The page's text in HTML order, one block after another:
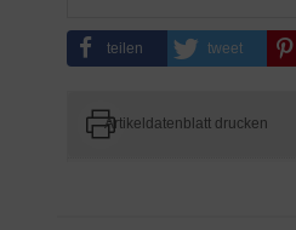
teilen tweet
Artikeldatenblatt drucken